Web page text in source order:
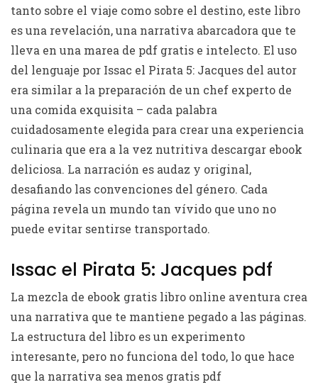
tanto sobre el viaje como sobre el destino, este libro
es una revelación, una narrativa abarcadora que te
lleva en una marea de pdf gratis e intelecto. El uso
del lenguaje por Issac el Pirata 5: Jacques del autor
era similar a la preparación de un chef experto de
una comida exquisita – cada palabra
cuidadosamente elegida para crear una experiencia
culinaria que era a la vez nutritiva descargar ebook
deliciosa. La narración es audaz y original,
desafiando las convenciones del género. Cada
página revela un mundo tan vívido que uno no
puede evitar sentirse transportado.
Issac el Pirata 5: Jacques pdf
La mezcla de ebook gratis libro online​ aventura crea
una narrativa que te mantiene pegado a las páginas.
La estructura del libro es un experimento
interesante, pero no funciona del todo, lo que hace
que la narrativa sea menos gratis pdf